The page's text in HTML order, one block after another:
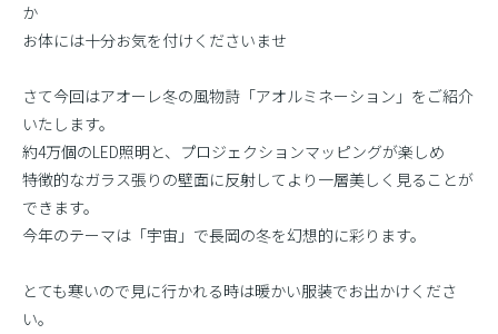
か
お体には十分お気を付けくださいませ
さて今回はアオーレ冬の風物詩「アオルミネーション」をご紹介
いたします。
約4万個のLED照明と、プロジェクションマッピングが楽しめ
特徴的なガラス張りの壁面に反射してより一層美しく見ることが
できます。
今年のテーマは「宇宙」で長岡の冬を幻想的に彩ります。
とても寒いので見に行かれる時は暖かい服装でお出かけくださ
い。